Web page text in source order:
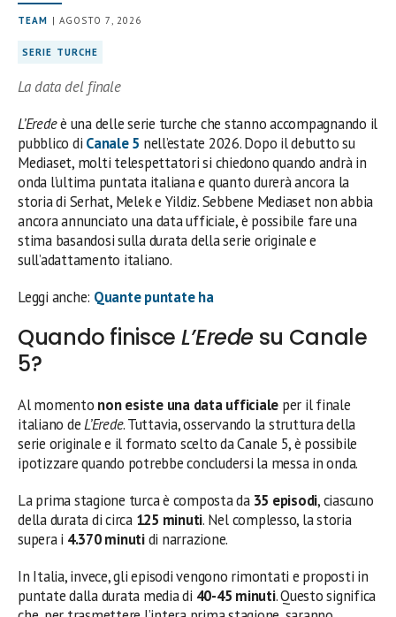
TEAM | AGOSTO 7, 2026
SERIE TURCHE
La data del finale
L’Eredeè una delle serie turche che stanno accompagnando il
pubblico di Canale 5 nell’estate 2026. Dopo il debutto su
Mediaset, molti telespettatori si chiedono quando andrà in
onda l’ultima puntata italiana e quanto durerà ancora la
storia di Serhat, Melek e Yildiz. Sebbene Mediaset non abbia
ancora annunciato una data ufficiale, è possibile fare una
stima basandosi sulla durata della serie originale e
sull’adattamento italiano.
Leggi anche: Quante puntate ha
Quando finisce L’Erede su Canale
5?
Al momento non esiste una data ufficiale per il finale
italiano deL’Erede. Tuttavia, osservando la struttura della
serie originale e il formato scelto da Canale 5, è possibile
ipotizzare quando potrebbe concludersi la messa in onda.
La prima stagione turca è composta da 35 episodi, ciascuno
della durata di circa 125 minuti. Nel complesso, la storia
supera i 4.370 minutidi narrazione.
In Italia, invece, gli episodi vengono rimontati e proposti in
puntate dalla durata media di 40-45 minuti. Questo significa